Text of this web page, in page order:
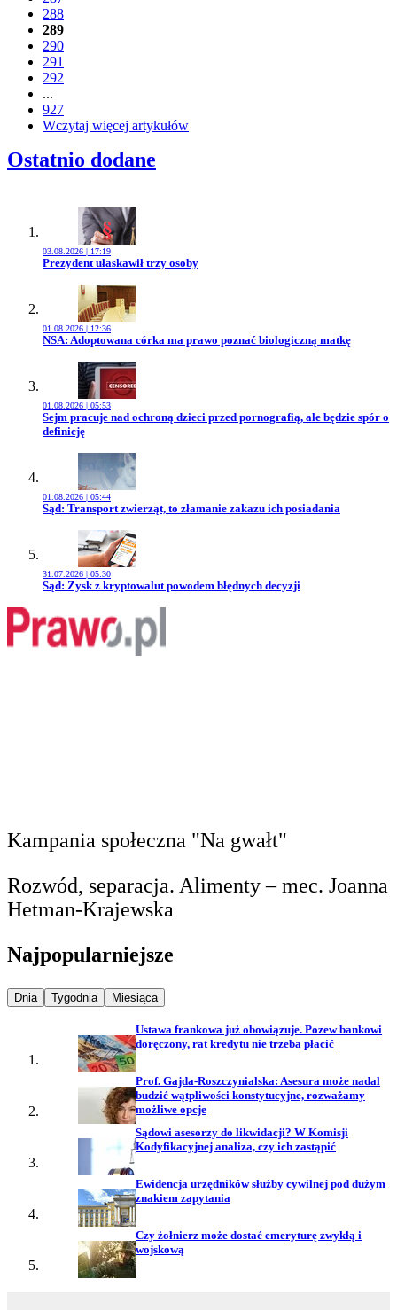
288
289
290
291
292
...
927
Wczytaj więcej artykułów
Ostatnio dodane
03.08.2026 | 17:19
Przejdź do artykułu:
Prezydent ułaskawił trzy osoby
01.08.2026 | 12:36
Przejdź do artykułu:
NSA: Adoptowana córka ma prawo poznać biologiczną matkę
01.08.2026 | 05:53
Przejdź do artykułu:
Sejm pracuje nad ochroną dzieci przed pornografią, ale będzie spór o
definicję
01.08.2026 | 05:44
Przejdź do artykułu:
Sąd: Transport zwierząt, to złamanie zakazu ich posiadania
31.07.2026 | 05:30
Przejdź do artykułu:
Sąd: Zysk z kryptowalut powodem błędnych decyzji
Kampania społeczna "Na gwałt"
Rozwód, separacja. Alimenty – mec. Joanna
Hetman-Krajewska
Najpopularniejsze
Najpopularniejsze wiadomości z
Dnia Najpopularniejsze wiadomości z
Tygodnia Najpopularniejsze wiadomości z
Miesiąca
Ustawa frankowa już obowiązuje. Pozew bankowi
doręczony, rat kredytu nie trzeba płacić
Prof. Gajda-Roszczynialska: Asesura może nadal
budzić wątpliwości konstytucyjne, rozważamy
możliwe opcje
Sądowi asesorzy do likwidacji? W Komisji
Kodyfikacyjnej analiza, czy ich zastąpić
Ewidencja urzędników służby cywilnej pod dużym
znakiem zapytania
Czy żołnierz może dostać emeryturę zwykłą i
wojskową